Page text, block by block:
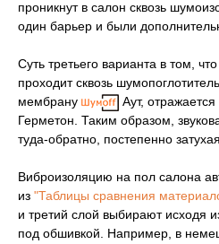
проникнут в салон сквозь
один барьер и были
Суть третьего варианта в том,
проходит сквозь шумопоглотитель
мембрану
Аут,
Герметон. Таким образом,
туда-обратно, постепенно затухая.
Виброизоляцию на пол салона
из "Таблицы сравнения
и третий слой выбирают исходя
под обшивкой. Например, в